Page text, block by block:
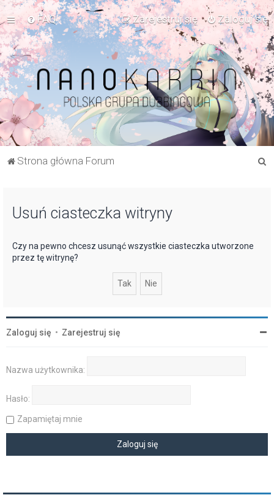
FAQ Zaloguj się
Zarejestruj się
Strona główna Forum
Usuń ciasteczka witryny
Czy na pewno chcesz usunąć wszystkie ciasteczka utworzone
przez tę witrynę?
Zaloguj się • Zarejestruj się
Nazwa użytkownika:
Hasło:
Zapamiętaj mnie